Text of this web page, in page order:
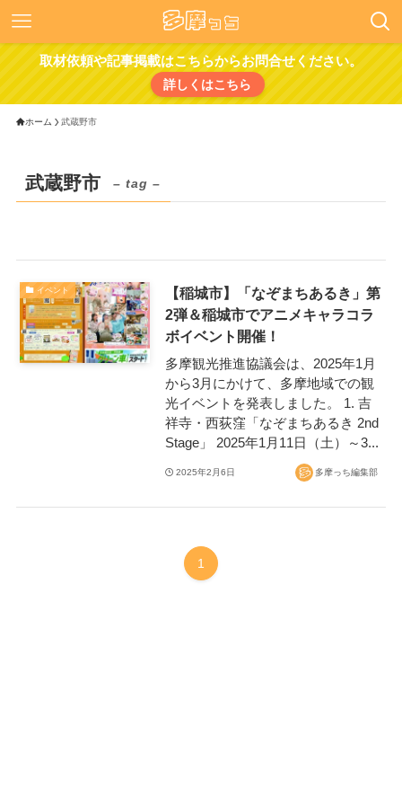
取材依頼や記事掲載はこちらからお問合せください。
詳しくはこちら
ホーム 武蔵野市
武蔵野市 – tag –
イベント
【稲城市】「なぞまちあるき」第
2弾＆稲城市でアニメキャラコラ
ボイベント開催！
多摩観光推進協議会は、2025年1月
から3月にかけて、多摩地域での観
光イベントを発表しました。 1. 吉
祥寺・西荻窪「なぞまちあるき 2nd
Stage」 2025年1月11日（土）～3...
2025年2月6日 多摩っち編集部
1